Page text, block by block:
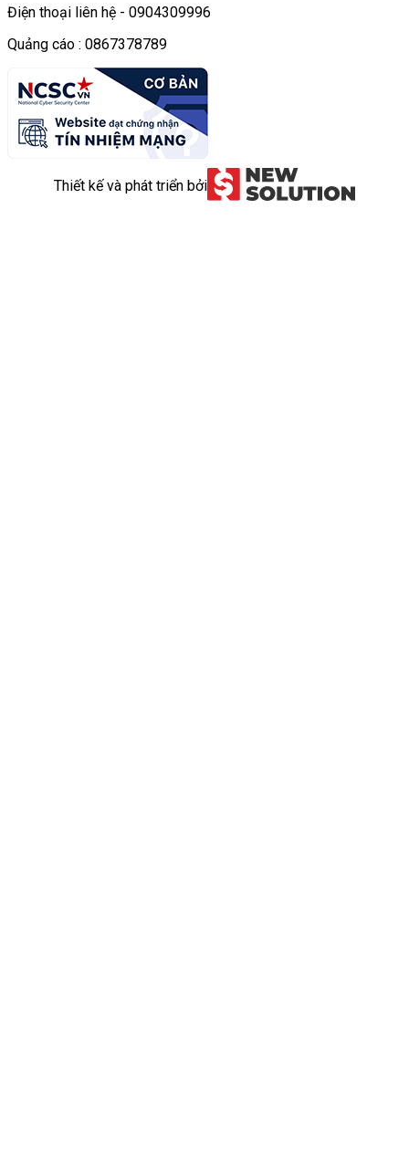
Điện thoại liên hệ - 0904309996
Quảng cáo : 0867378789
Thiết kế và phát triển bởi